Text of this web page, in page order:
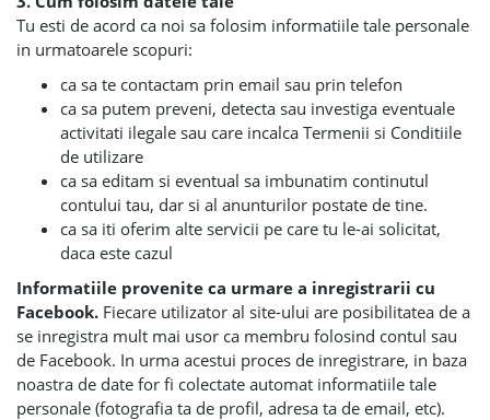
Tu esti de acord ca noi sa folosim informatiile tale personale
in urmatoarele scopuri:
ca sa te contactam prin email sau prin telefon
ca sa putem preveni, detecta sau investiga eventuale
activitati ilegale sau care incalca Termenii si Conditiile
de utilizare
ca sa editam si eventual sa imbunatim continutul
contului tau, dar si al anunturilor postate de tine.
ca sa iti oferim alte servicii pe care tu le-ai solicitat,
daca este cazul
Informatiile provenite ca urmare a inregistrarii cu
Facebook. Fiecare utilizator al site-ului are posibilitatea de a
se inregistra mult mai usor ca membru folosind contul sau
de Facebook. In urma acestui proces de inregistrare, in baza
noastra de date for fi colectate automat informatiile tale
personale (fotografia ta de profil, adresa ta de email, etc).